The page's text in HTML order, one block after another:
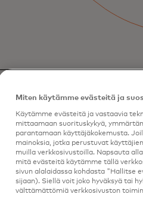
Miten käytämme evästeitä ja
Käytämme evästeitä ja vastaavia
mittaamaan suorituskykyä,
parantamaan käyttäjäkokemusta.
mainoksia, jotka perustuvat
muilla verkkosivustoilla. Napsauta
mitä evästeitä käytämme tällä
sivun alalaidassa kohdasta "Hallitse
sijaan). Siellä voit joko hyväksyä tai
välttämättömiä verkkosivuston